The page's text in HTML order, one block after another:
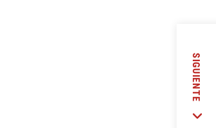
SIGUIENTE